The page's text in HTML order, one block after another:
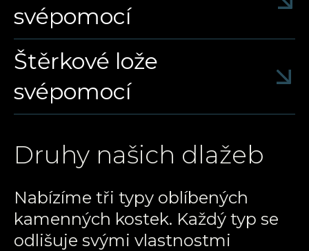
svépomocí
Štěrkové lože
svépomocí
Druhy našich dlažeb
Nabízíme tři typy oblíbených
kamenných kostek. Každý typ se
odlišuje svými vlastnostmi